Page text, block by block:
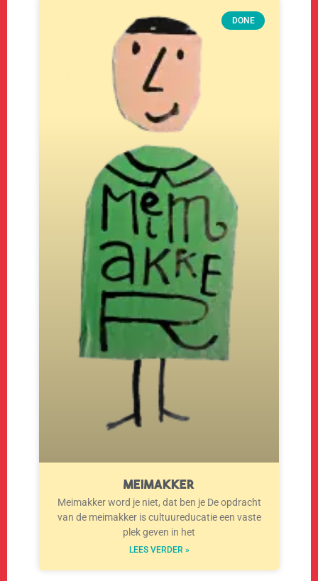
DONE
Meimakker
Meimakker word je niet, dat ben je De opdracht
van de meimakker is cultuureducatie een vaste
plek geven in het
LEES VERDER »